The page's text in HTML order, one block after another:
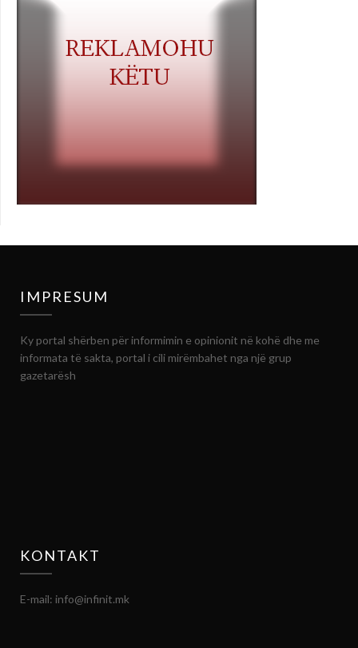
IMPRESUM
Ky portal shërben për informimin e opinionit në kohë dhe me
informata të sakta, portal i cili mirëmbahet nga një grup
gazetarësh
KONTAKT
E-mail: info@infinit.mk